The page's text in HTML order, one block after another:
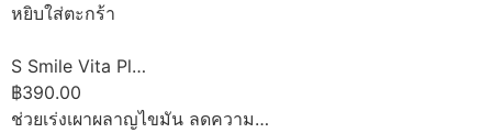
หยิบใส่ตะกร้า
S Smile Vita Pl…
฿390.00
ช่วยเร่งเผาผลาญไขมัน ลดความ…